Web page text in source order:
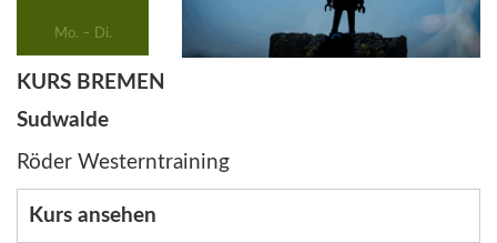
Mo. – Di.
KURS BREMEN
Sudwalde
Röder Westerntraining
Kurs ansehen